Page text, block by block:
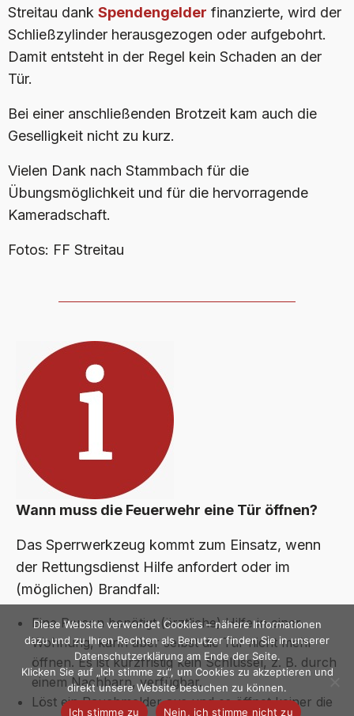
Streitau dank Spendengelder finanzierte, wird der
Schließzylinder herausgezogen oder aufgebohrt.
Damit entsteht in der Regel kein Schaden an der
Tür.
Bei einer anschließenden Brotzeit kam auch die
Geselligkeit nicht zu kurz.
Vielen Dank nach Stammbach für die
Übungsmöglichkeit und für die hervorragende
Kameradschaft.
Fotos: FF Streitau
Wann muss die Feuerwehr eine Tür öffnen?
Das Sperrwerkzeug kommt zum Einsatz, wenn
der Rettungsdienst Hilfe anfordert oder im
(möglichen) Brandfall:
Eine Person benötigt (ärztliche) Hilfe in einer
Wohnung, kann aber selbst die Tür nicht mehr
öffnen. Es ist kurzfristig kein Schlüssel, z. B. durch
einem Nachbarn, verfügbar.
Löst ein Rauchmelder aus und es öffnet keiner die
Diese Website verwendet Cookies – nähere Informationen
dazu und zu Ihren Rechten als Benutzer finden Sie in unserer
Datenschutzerklärung am Ende der Seite.
Klicken Sie auf „Ich stimme zu“, um Cookies zu akzeptieren und
direkt unsere Website besuchen zu können.
Ich stimme zu
Nein, ich stimme nicht zu